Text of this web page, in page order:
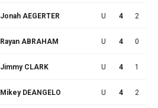
Jonah AEGERTER U 4 2
Rayan ABRAHAM U 4 0
Jimmy CLARK U 4 1
Mikey DEANGELO U 4 2